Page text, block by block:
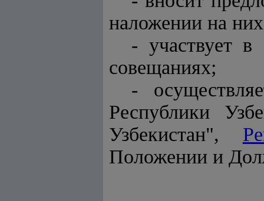
наложении на
- участвует в
совещаниях;
-
Республики
Узбекистан",
Положении и